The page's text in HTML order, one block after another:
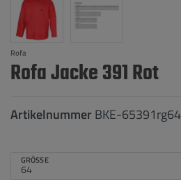
Rofa
Rofa Jacke 391 Rot
Artikelnummer BKE-65391rg64
GRÖSSE